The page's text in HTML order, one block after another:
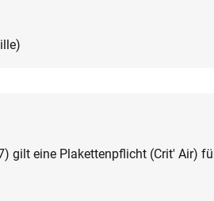
gilt eine Plakettenpflicht (Crit' Air)